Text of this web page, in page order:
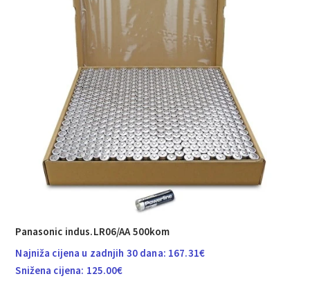
Panasonic indus.LR06/AA 500kom
Najniža cijena u zadnjih 30 dana: 167.31€
Snižena cijena: 125.00€